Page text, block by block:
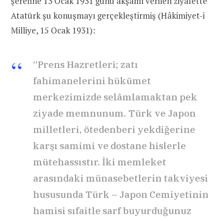
Atatürk şu konuşmayı gerçekleştirmiş (Hâkimiyet-i
Milliye, 15 Ocak 1931):
“Prens Hazretleri; zatı
fahimanelerini hükümet
merkezimizde selâmlamaktan pek
ziyade memnunum. Türk ve Japon
milletleri, ötedenberi yekdiğerine
karşı samimi ve dostane hislerle
mütehassıstır. İki memleket
arasındaki münasebetlerin takviyesi
hususunda Türk – Japon Cemiyetinin
hamisi sıfaitle sarf buyurduğunuz